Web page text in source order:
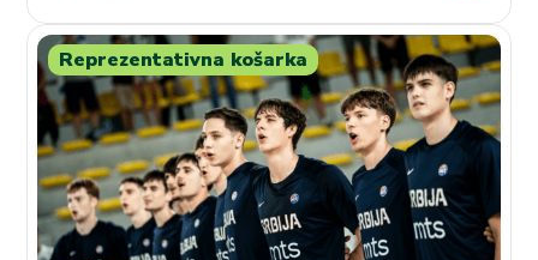
Reprezentativna košarka